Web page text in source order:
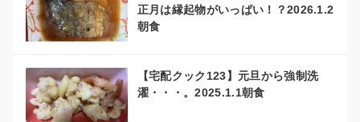
正月は縁起物がいっぱい！？2026.1.2
朝食
【宅配クック123】元旦から強制洗
濯・・・。2025.1.1朝食